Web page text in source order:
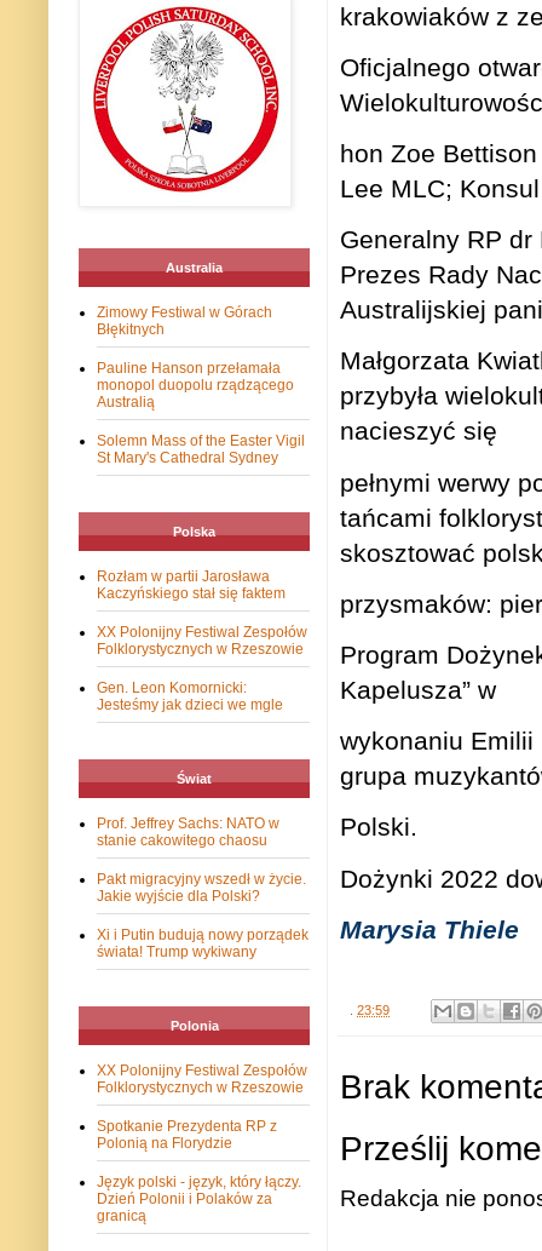
krakowiaków z
Oficjalnego
hon Zoe
Lee MLC; Konsul
Generalny RP
Prezes Rady
Australijskiej pani
Małgorzata
przybyła
nacieszyć się
pełnymi werwy
tańcami
skosztować
przysmaków:
Program
Kapelusza” w
wykonaniu Emilii
grupa
Polski.
Dożynki 2022
Marysia Thiele
23:59
Brak
Prześlij
Redakcja nie
Australia
Zimowy Festiwal w Górach
Błękitnych
Pauline Hanson przełamała
monopol duopolu rządzącego
Australią
Solemn Mass of the Easter Vigil
St Mary's Cathedral Sydney
Polska
Rozłam w partii Jarosława
Kaczyńskiego stał się faktem
XX Polonijny Festiwal Zespołów
Folklorystycznych w Rzeszowie
Gen. Leon Komornicki:
Jesteśmy jak dzieci we mgle
Świat
Prof. Jeffrey Sachs: NATO w
stanie cakowitego chaosu
Pakt migracyjny wszedł w życie.
Jakie wyjście dla Polski?
Xi i Putin budują nowy porządek
świata! Trump wykiwany
Polonia
XX Polonijny Festiwal Zespołów
Folklorystycznych w Rzeszowie
Spotkanie Prezydenta RP z
Polonią na Florydzie
Język polski - język, który łączy.
Dzień Polonii i Polaków za
granicą